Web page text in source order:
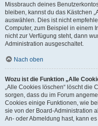
Missbrauch deines
bleiben, kannst du das Kästchen
auswählen. Dies ist nicht
Computer, zum Beispiel in einem
nicht zur Verfügung steht, dann
Administration ausgeschaltet.
Nach oben
Wozu ist die Funktion „Alle
„Alle Cookies löschen“ löscht die
sorgen, dass du im Forum
Cookies einige Funktionen, wie
sie von der Board-Administration
An- oder Abmeldung hast, kann